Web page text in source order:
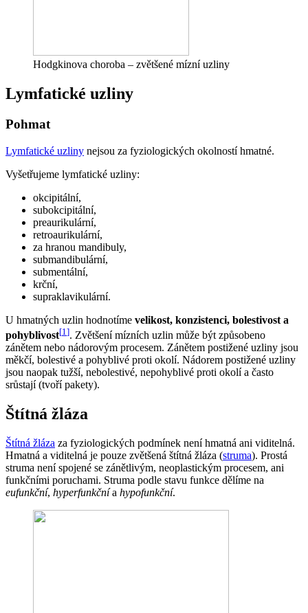
Hodgkinova choroba – zvětšené mízní uzliny
Lymfatické uzliny
Pohmat
Lymfatické uzliny nejsou za fyziologických okolností hmatné.
Vyšetřujeme lymfatické uzliny:
okcipitální,
subokcipitální,
preaurikulární,
retroaurikulární,
za hranou mandibuly,
submandibulární,
submentální,
krční,
supraklavikulární.
U hmatných uzlin hodnotíme velikost, konzistenci, bolestivost a
pohyblivost[1 ]. Zvětšení mízních uzlin může být způsobeno
zánětem nebo nádorovým procesem. Zánětem postižené uzliny jsou
měkčí, bolestivé a pohyblivé proti okolí. Nádorem postižené uzliny
jsou naopak tužší, nebolestivé, nepohyblivé proti okolí a často
srůstají (tvoří pakety).
Štítná žláza
Štítná žláza za fyziologických podmínek není hmatná ani viditelná.
Hmatná a viditelná je pouze zvětšená štítná žláza (struma). Prostá
struma není spojené se zánětlivým, neoplastickým procesem, ani
funkčními poruchami. Struma podle stavu funkce dělíme na
eufunkční, hyperfunkčnía hypofunkční.